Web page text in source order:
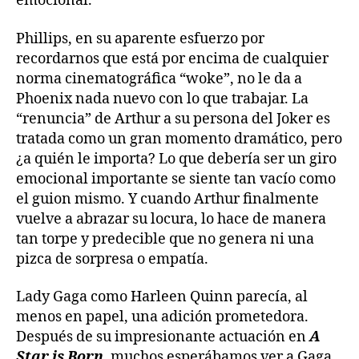
Phillips, en su aparente esfuerzo por
recordarnos que está por encima de cualquier
norma cinematográfica “woke”, no le da a
Phoenix nada nuevo con lo que trabajar. La
“renuncia” de Arthur a su persona del Joker es
tratada como un gran momento dramático, pero
¿a quién le importa? Lo que debería ser un giro
emocional importante se siente tan vacío como
el guion mismo. Y cuando Arthur finalmente
vuelve a abrazar su locura, lo hace de manera
tan torpe y predecible que no genera ni una
pizca de sorpresa o empatía.
Lady Gaga como Harleen Quinn parecía, al
menos en papel, una adición prometedora.
Después de su impresionante actuación enA